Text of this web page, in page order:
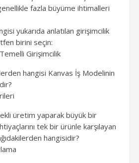
fazla büyüme ihtimalleri
yukarıda anlatılan girişimcilik
birini seçin:
Girişimcilik
hangisi Kanvas İş Modelinin
üretim yaparak büyük bir
tek bir ürünle karşılayan
hangisidir?